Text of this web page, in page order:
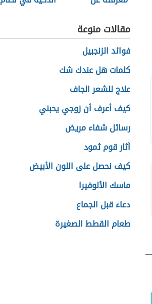
المستقرة
الرقمية
مقالات منوعة
فوائد الزنجبيل
كلمات هل عندك شك
علاج للشعر الجاف
كيف أعرف أن زوجي يحبني
رسائل شفاء مريض
آثار قوم ثمود
كيف نحصل على اللون الأبيض
ماسك الألوفيرا
دعاء قبل الجماع
طعام القطط الصغيرة